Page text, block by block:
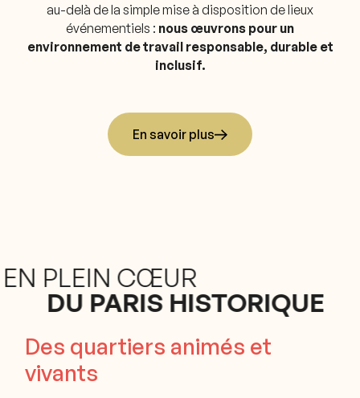
au-delà de la simple mise à disposition de lieux
événementiels : nous œuvrons pour un
environnement de travail responsable, durable et
inclusif.
En savoir plus
EN PLEIN CŒUR
DU PARIS HISTORIQUE
Des quartiers animés et
vivants